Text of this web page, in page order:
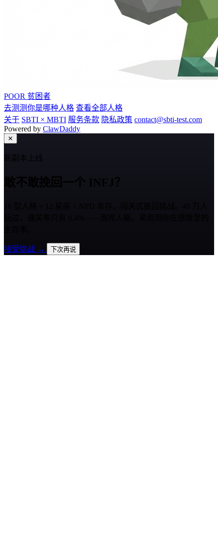
POOR 贫困者
去测测你是哪种人格 查看全部人格
关于 SBTI × MBTI 服务条款 隐私政策 contact@sbti-test.com
Powered by ClawDaddy
✕
新副本上线
接受挑战 → 下次再说